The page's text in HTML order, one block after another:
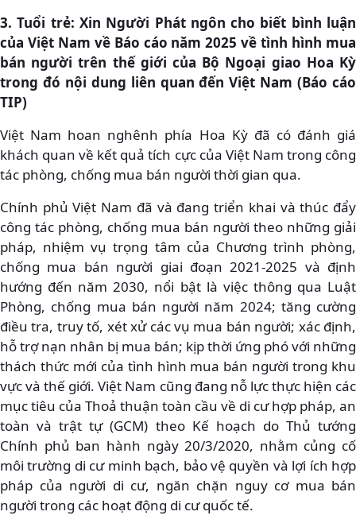
3. Tuổi trẻ: Xin Người Phát ngôn cho biết bình luận
của Việt Nam về Báo cáo năm 2025 về tình hình mua
bán người trên thế giới của Bộ Ngoại giao Hoa Kỳ
trong đó nội dung liên quan đến Việt Nam (Báo cáo
TIP)
Việt Nam hoan nghênh phía Hoa Kỳ đã có đánh giá
khách quan về kết quả tích cực của Việt Nam trong công
tác phòng, chống mua bán người thời gian qua.
Chính phủ Việt Nam đã và đang triển khai và thúc đẩy
công tác phòng, chống mua bán người theo những giải
pháp, nhiệm vụ trọng tâm của Chương trình phòng,
chống mua bán người giai đoạn 2021-2025 và định
hướng đến năm 2030, nổi bật là việc thông qua Luật
Phòng, chống mua bán người năm 2024; tăng cường
điều tra, truy tố, xét xử các vụ mua bán người; xác định,
hỗ trợ nạn nhân bị mua bán; kịp thời ứng phó với những
thách thức mới của tình hình mua bán người trong khu
vực và thế giới. Việt Nam cũng đang nỗ lực thực hiện các
mục tiêu của Thoả thuận toàn cầu về di cư hợp pháp, an
toàn và trật tự (GCM) theo Kế hoạch do Thủ tướng
Chính phủ ban hành ngày 20/3/2020, nhằm củng cố
môi trường di cư minh bạch, bảo vệ quyền và lợi ích hợp
pháp của người di cư, ngăn chặn nguy cơ mua bán
người trong các hoạt động di cư quốc tế.